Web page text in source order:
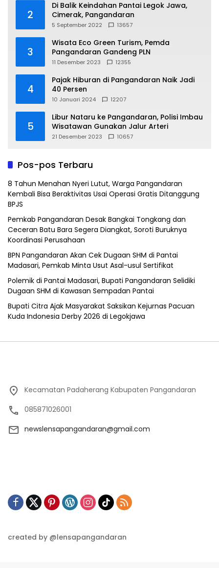
2
Di Balik Keindahan Pantai Legok Jawa,
Cimerak, Pangandaran
5 September 2022 13657
3
Wisata Eco Green Turism, Pemda
Pangandaran Gandeng PLN
11 Desember 2023 12355
4
Pajak Hiburan di Pangandaran Naik Jadi
40 Persen
10 Januari 2024 12207
5
Libur Nataru ke Pangandaran, Polisi Imbau
Wisatawan Gunakan Jalur Arteri
21 Desember 2023 10657
Pos-pos Terbaru
8 Tahun Menahan Nyeri Lutut, Warga Pangandaran
Kembali Bisa Beraktivitas Usai Operasi Gratis Ditanggung
BPJS
Pemkab Pangandaran Desak Bangkai Tongkang dan
Ceceran Batu Bara Segera Diangkat, Soroti Buruknya
Koordinasi Perusahaan
BPN Pangandaran Akan Cek Dugaan SHM di Pantai
Madasari, Pemkab Minta Usut Asal-usul Sertifikat
Polemik di Pantai Madasari, Bupati Pangandaran Selidiki
Dugaan SHM di Kawasan Sempadan Pantai
Bupati Citra Ajak Masyarakat Saksikan Kejurnas Pacuan
Kuda Indonesia Derby 2026 di Legokjawa
Kecamatan Padaherang Kabupaten Pangandaran
085871026001
newslensapangandaran@gmail.com
created by @lensapangandaran